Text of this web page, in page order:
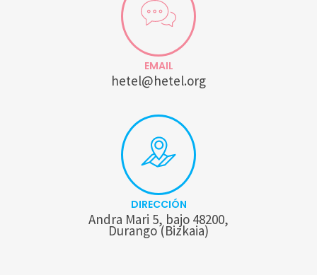
EMAIL
hetel@hetel.org
DIRECCIÓN
Andra Mari 5, bajo 48200,
Durango (Bizkaia)